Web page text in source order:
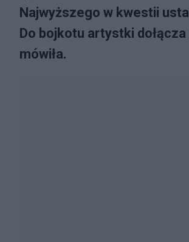
Najwyższego w kwestii
Do bojkotu artystki
mówiła.